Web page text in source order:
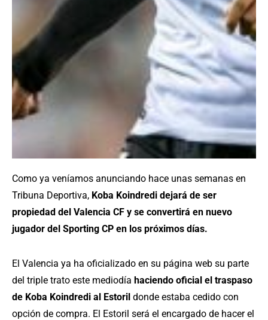
Como ya veníamos anunciando hace unas semanas en
Tribuna Deportiva, Koba Koindredi dejará de ser
propiedad del Valencia CF y se convertirá en nuevo
jugador del Sporting CP en los próximos días.
El Valencia ya ha oficializado en su página web su parte
del triple trato este mediodía haciendo oficial el traspaso
de Koba Koindredi al Estoril donde estaba cedido con
opción de compra. El Estoril será el encargado de hacer el